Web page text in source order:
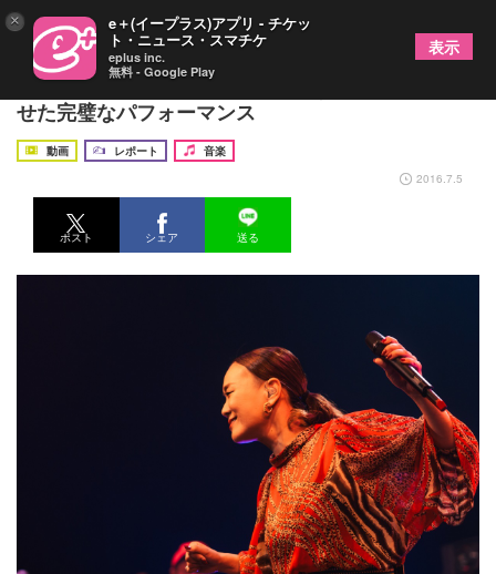
PUSHIM、人生の喜怒哀楽を体現するシンガーが見
せた完璧なパフォーマンス
動画 レポート
音楽
2016.7.5
ポスト シェア 送る
× e＋(イープラス)アプリ - チケッ
ト・ニュース・スマチケ
eplus inc.
無料 - Google Play
表示